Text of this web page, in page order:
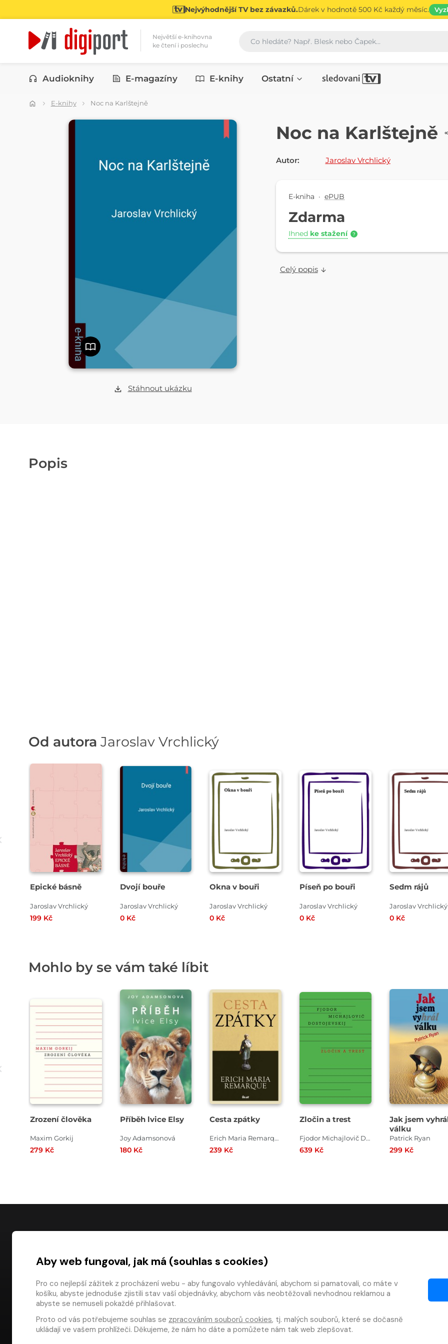
Nejvýhodnější TV bez závazků.Dárek v hodnotě 500 Kč každý měsíc.
Největší e-knihovna
ke čtení i poslechu
Vyhledávání
Kategorie
Audioknihy E-magazíny E-knihy Ostatní
E-knihy Noc na Karlštejně
Stáhnout ukázku
E-KNIHA
Noc na Karlštejně
Autor: Jaroslav Vrchlický
E-kniha · ePUB
Zdarma
Ihned ke stažení ?
Celý popis
Popis
Od autora Jaroslav Vrchlický
Epické básně
Jaroslav Vrchlický
199 Kč
Dvojí bouře
Jaroslav Vrchlický
0 Kč
Okna v bouři
Jaroslav Vrchlický
0 Kč
Píseň po bouři
Jaroslav Vrchlický
0 Kč
Sedm rájů
Jaroslav Vrchlický
0 Kč
Mohlo by se vám také líbit
Zrození člověka
Maxim Gorkij
279 Kč
Příběh lvice Elsy
Joy Adamsonová
180 Kč
Cesta zpátky
Erich Maria Remarque
239 Kč
Zločin a trest
Fjodor Michajlovič Dostojevskij
639 Kč
Jak jsem
válku
Patrick Ryan
299 Kč
digiport.cz © 2026
Časté dotazy
Platba
Obchodní podmínky
Odstoupení od smlouvy
Dárkové poukazy
Aplikace Mediatéka
Kontakty
Články
Pro firmy
Osobní údaje
Aby web fungoval, jak má (souhlas s cookies)
Pro co nejlepší zážitek z procházení webu - aby fungovalo vyhledávání, abychom si pamatovali, co máte v
košíku, abyste jednoduše zjistili stav vaší objednávky, abychom vás neobtěžovali nevhodnou reklamou a
abyste se nemuseli pokaždé přihlašovat.
Proto od vás potřebujeme souhlas se zpracováním souborů cookies, tj. malých souborů, které se dočasně
ukládají ve vašem prohlížeči. Děkujeme, že nám ho dáte a pomůžete nám tak web zlepšovat.